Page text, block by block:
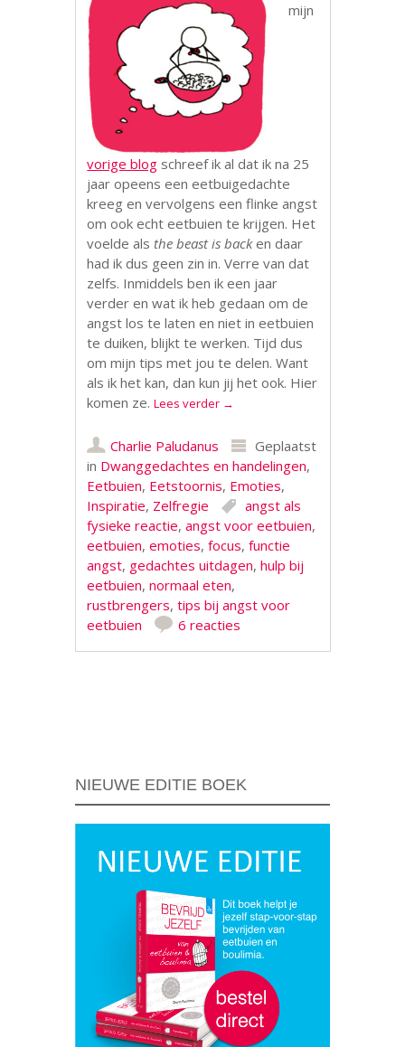
mijn
vorige blog schreef ik al dat ik na 25
jaar opeens een eetbuigedachte
kreeg en vervolgens een flinke angst
om ook echt eetbuien te krijgen. Het
voelde alsthe beast is backen daar
had ik dus geen zin in. Verre van dat
zelfs. Inmiddels ben ik een jaar
verder en wat ik heb gedaan om de
angst los te laten en niet in eetbuien
te duiken, blijkt te werken. Tijd dus
om mijn tips met jou te delen. Want
als ik het kan, dan kun jij het ook. Hier
komen ze.Lees verder →
Charlie Paludanus
Geplaatst
in Dwanggedachtes en handelingen,
Eetbuien, Eetstoornis, Emoties,
Inspiratie, Zelfregie
angst als
fysieke reactie,angst voor eetbuien,
eetbuien,emoties,focus,functie
angst, gedachtes uitdagen,hulp bij
eetbuien,normaal eten,
rustbrengers,tips bij angst voor
eetbuien
6 reacties
NIEUWE EDITIE BOEK